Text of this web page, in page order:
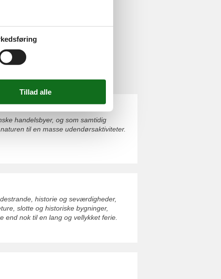
handelsbyer, og som samtidig
til en masse udendørsaktiviteter.
historie og seværdigheder,
slotte og historiske bygninger,
end nok til en lang og vellykket ferie.